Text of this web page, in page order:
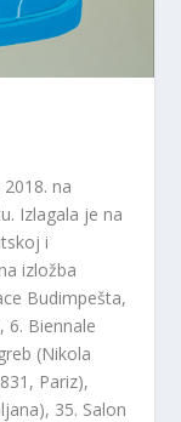
na
Izlagala je na
i
izložba
Budimpešta,
6. Biennale
(Nikola
Pariz),
35. Salon